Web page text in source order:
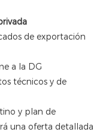
de exportación
a la DG
técnicos y de
y plan de
una oferta detallada